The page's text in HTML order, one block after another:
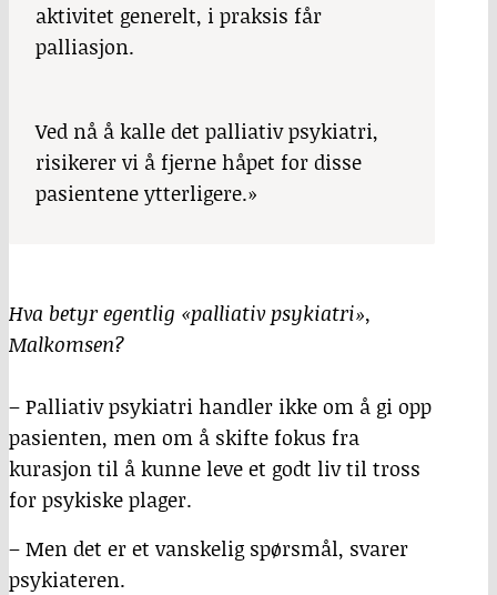
aktivitet generelt, i praksis får
palliasjon.
Ved nå å kalle det palliativ psykiatri,
risikerer vi å fjerne håpet for disse
pasientene ytterligere.»
Hva betyr egentlig «palliativ psykiatri»,
Malkomsen?
– Palliativ psykiatri handler ikke om å gi opp
pasienten, men om å skifte fokus fra
kurasjon til å kunne leve et godt liv til tross
for psykiske plager.
– Men det er et vanskelig spørsmål, svarer
psykiateren.